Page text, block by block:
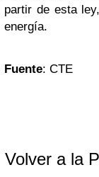
partir de esta
energía.
Fuente: CTE
Volver a la